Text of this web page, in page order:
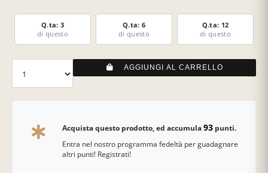
Q.ta: 3
di questo
Q.ta: 6
di questo
Q.ta: 12
di questo
AGGIUNGI AL CARRELLO
Acquista questo prodotto, ed accumula93punti.
Entra nel nostro programma fedeltà per guadagnare
altri punti! Registrati!